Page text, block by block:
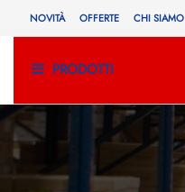
NOVITÀ OFFERTE CHI SIAMO
PRODOTTI